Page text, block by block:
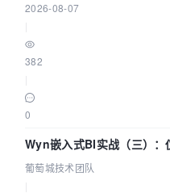
2026-08-07
382
0
Wyn嵌入式BI实战（三）：
葡萄城技术团队